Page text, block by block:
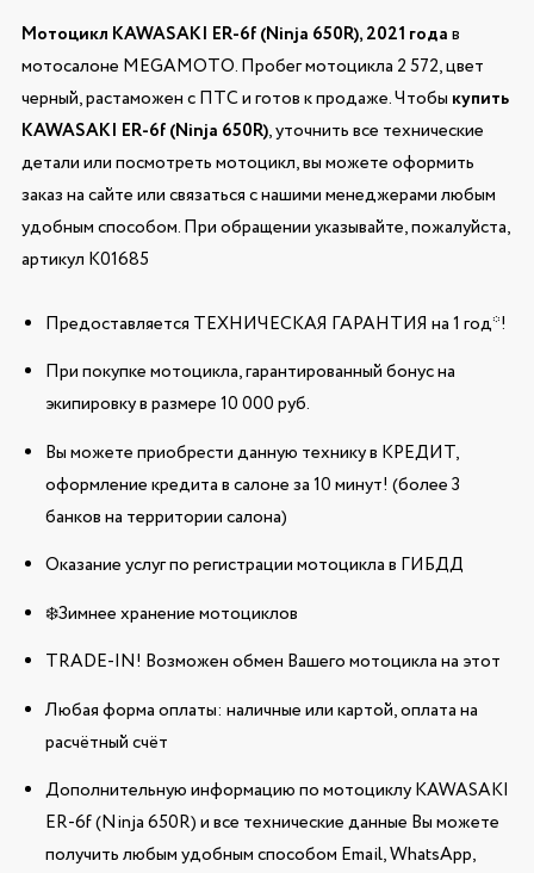
Мотоцикл KAWASAKI ER-6f (Ninja 650R), 2021 годав
мотосалоне MEGAMOTO. Пробег мотоцикла 2 572, цвет
черный, растаможен с ПТС и готов к продаже. Чтобы купить
KAWASAKI ER-6f (Ninja 650R), уточнить все технические
детали или посмотреть мотоцикл, вы можете оформить
заказ на сайте или связаться с нашими менеджерами любым
удобным способом. При обращении указывайте, пожалуйста,
артикул K01685
Предоставляется ТЕХНИЧЕСКАЯ ГАРАНТИЯ на 1 год*!
При покупке мотоцикла, гарантированный бонус на
экипировку в размере 10 000 руб.
Вы можете приобрести данную технику в КРЕДИТ,
оформление кредита в салоне за 10 минут! (более 3
банков на территории салона)
Оказание услуг по регистрации мотоцикла в ГИБДД
❄️Зимнее хранение мотоциклов
TRADE-IN! Возможен обмен Вашего мотоцикла на этот
Любая форма оплаты: наличные или картой, оплата на
расчётный счёт
Дополнительную информацию по мотоциклу KAWASAKI
ER-6f (Ninja 650R) и все технические данные Вы можете
получить любым удобным способом Email, WhatsApp,